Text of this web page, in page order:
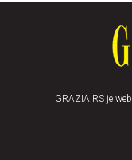
GRAZIA.RS je